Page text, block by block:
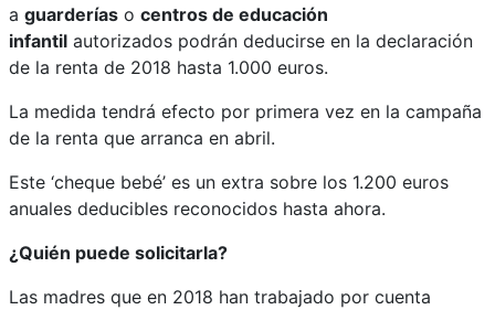
a guarderías o centros de educación
infantil autorizados podrán deducirse en la declaración
de la renta de 2018 hasta 1.000 euros.
La medida tendrá efecto por primera vez en la campaña
de la renta que arranca en abril.
Este ‘cheque bebé’ es un extra sobre los 1.200 euros
anuales deducibles reconocidos hasta ahora.
¿Quién puede solicitarla?
Las madres que en 2018 han trabajado por cuenta